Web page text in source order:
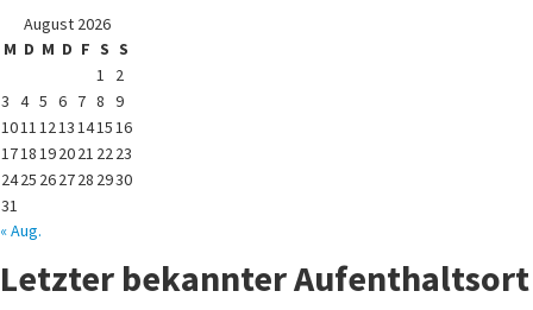
August 2026
M D M D F S S
1
2
3 4 5 6 7 8 9
1011 12 13 1415 16
1718 192021 22 23
2425 262728 2930
31
« Aug.
Letzter bekannter Aufenthaltsort